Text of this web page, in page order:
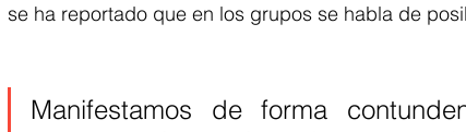
se ha reportado que en los grupos se habla de
Manifestamos de forma